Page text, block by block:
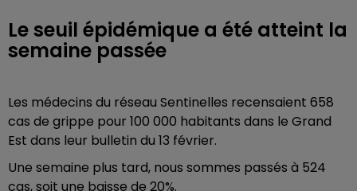
Le seuil épidémique a été atteint la
semaine passée
Les médecins du réseau Sentinelles recensaient 658
cas de grippe pour 100 000 habitants dans le Grand
Est dans leur bulletin du 13 février.
Une semaine plus tard, nous sommes passés à 524
cas, soit une baisse de 20%.